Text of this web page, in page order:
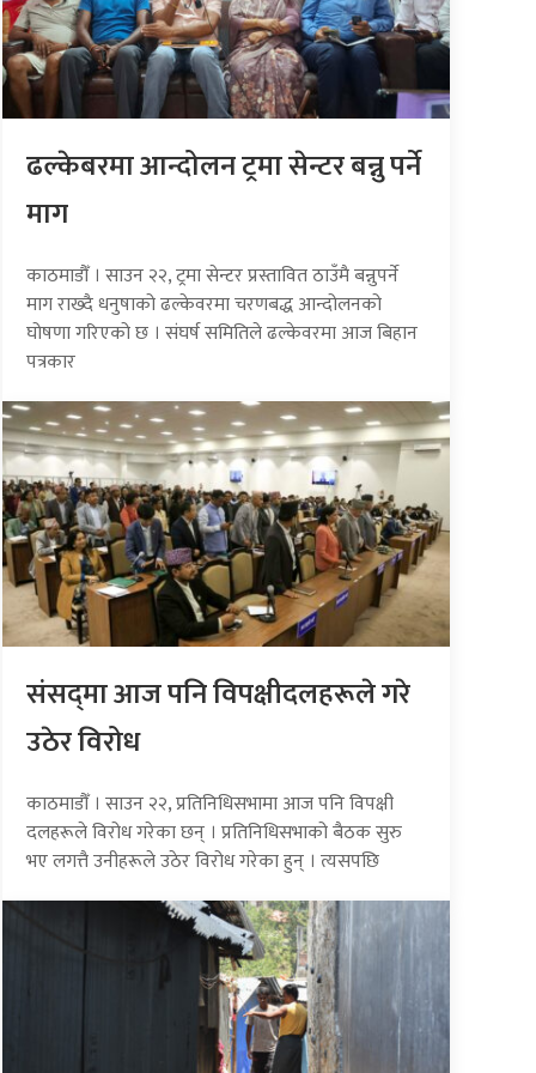
ढल्केबरमा आन्दोलन ट्रमा सेन्टर बन्नु पर्ने
माग
काठमाडौँ । साउन २२, ट्रमा सेन्टर प्रस्तावित ठाउँमै बन्नुपर्ने
माग राख्दै धनुषाको ढल्केवरमा चरणबद्ध आन्दोलनको
घोषणा गरिएको छ । संघर्ष समितिले ढल्केवरमा आज बिहान
पत्रकार
संसद्‍मा आज पनि विपक्षीदलहरूले गरे
उठेर विरोध
काठमाडौँ । साउन २२, प्रतिनिधिसभामा आज पनि विपक्षी
दलहरूले विरोध गरेका छन् । प्रतिनिधिसभाको बैठक सुरु
भए लगत्तै उनीहरूले उठेर विरोध गरेका हुन् । त्यसपछि